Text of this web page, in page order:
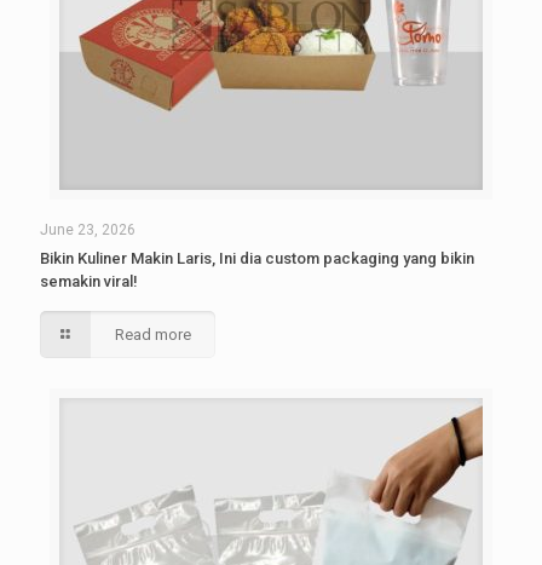
June 23, 2026
Bikin Kuliner Makin Laris, Ini dia custom packaging yang bikin
semakin viral!
Read more